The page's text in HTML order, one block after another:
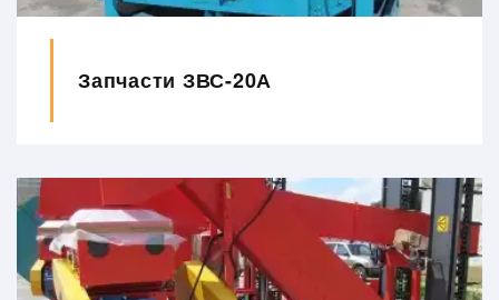
Запчасти ЗВС-20А